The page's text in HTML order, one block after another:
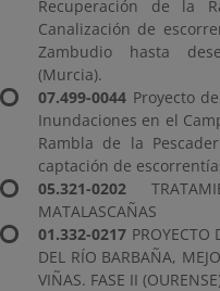
Recuperación de la
Canalización de
Zambudio hasta
(Murcia).
07.499-0044 Proyecto
Inundaciones en el
Rambla de la
captación de
05.321-0202
MATALASCAÑAS
01.332-0217 PROYECTO
DEL RÍO BARBAÑA,
VIÑAS. FASE II